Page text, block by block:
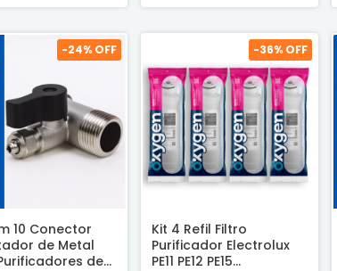
-24% OFF
10 Conector
de Metal
de
-36% OFF
Kit 4 Refil Filtro
Purificador Electrolux
PE11 PE12 PE15